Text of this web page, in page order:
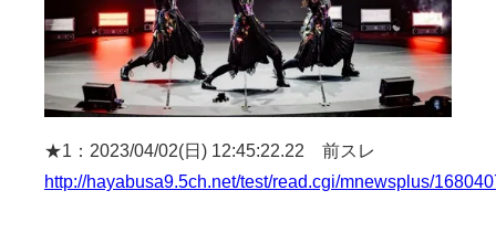
★1：2023/04/02(日) 12:45:22.22 前スレ
http://hayabusa9.5ch.net/test/read.cgi/mnewsplus/